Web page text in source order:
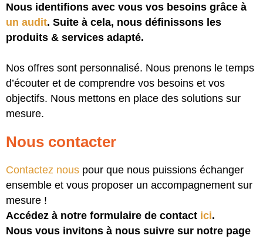
Nous identifions avec vous vos besoins grâce à
un audit. Suite à cela, nous définissons les
produits & services adapté.
Nos offres sont personnalisé. Nous prenons le temps
d’écouter et de comprendre vos besoins et vos
objectifs. Nous mettons en place des solutions sur
mesure.
Nous contacter
Contactez nous pour que nous puissions échanger
ensemble et vous proposer un accompagnement sur
mesure !
Accédez à notre formulaire de contact ici.
Nous vous invitons à nous suivre sur notre page